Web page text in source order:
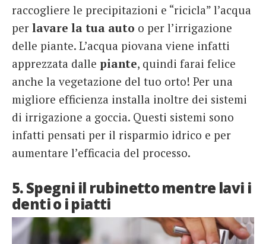
raccogliere le precipitazioni e “ricicla” l’acqua
per lavare la tua auto o per l’irrigazione
delle piante. L’acqua piovana viene infatti
apprezzata dalle piante, quindi farai felice
anche la vegetazione del tuo orto! Per una
migliore efficienza installa inoltre dei sistemi
di irrigazione a goccia. Questi sistemi sono
infatti pensati per il risparmio idrico e per
aumentare l’efficacia del processo.
5. Spegni il rubinetto mentre lavi i
denti o i piatti